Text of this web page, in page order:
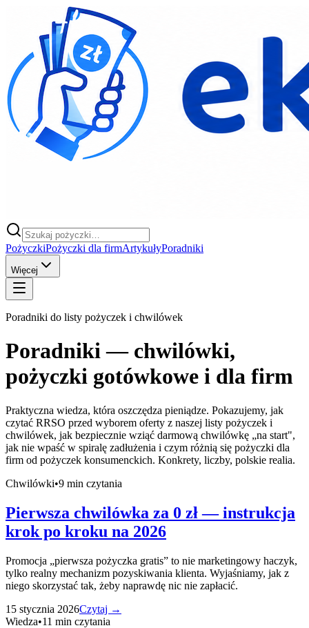
PożyczkiPożyczki dla firmArtykułyPoradniki
Więcej
Poradniki do listy pożyczek i chwilówek
Poradniki — chwilówki,
pożyczki gotówkowe i dla firm
Praktyczna wiedza, która oszczędza pieniądze. Pokazujemy, jak
czytać RRSO przed wyborem oferty z naszej listy pożyczek i
chwilówek, jak bezpiecznie wziąć darmową chwilówkę „na start",
jak nie wpaść w spiralę zadłużenia i czym różnią się pożyczki dla
firm od pożyczek konsumenckich. Konkrety, liczby, polskie realia.
Chwilówki•9 min czytania
Pierwsza chwilówka za 0 zł — instrukcja
krok po kroku na 2026
Promocja „pierwsza pożyczka gratis” to nie marketingowy haczyk,
tylko realny mechanizm pozyskiwania klienta. Wyjaśniamy, jak z
niego skorzystać tak, żeby naprawdę nic nie zapłacić.
15 stycznia 2026Czytaj →
Wiedza•11 min czytania